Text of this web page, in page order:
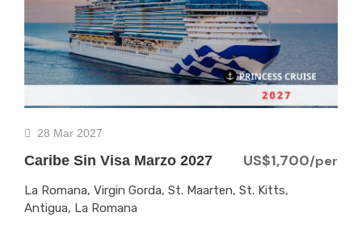
28 Mar 2027
Caribe Sin Visa Marzo 2027 US$1,700/per
La Romana, Virgin Gorda, St. Maarten, St. Kitts,
Antigua, La Romana